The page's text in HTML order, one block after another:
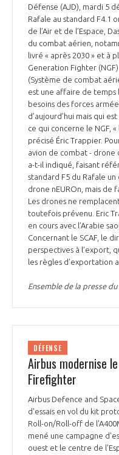
Défense (AJD), mardi 5
Rafale au standard F4.1
de l’Air et de l’Espace,
du combat aérien,
livré « après 2030 » et à
Generation Fighter
(Système de combat
est une affaire de temps
besoins des forces
d’aujourd’hui mais qui
ce qui concerne le NGF,
précisé Éric Trappier.
avion de combat -
a-t-il indiqué, faisant
standard F5 du Rafale
drone nEUROn, mais de
Les drones ne remplacent
toutefois prévenu. Eric
en cours avec l’Arabie
Concernant le SCAF, le
perspectives à l’export,
les règles d’exportation
Ensemble de la presse
DÉFENSE
Airbus modernise
Firefighter
Airbus Defence and
d'essais en vol du kit
Roll-on/Roll-off de
mené une campagne
ouest et le centre de